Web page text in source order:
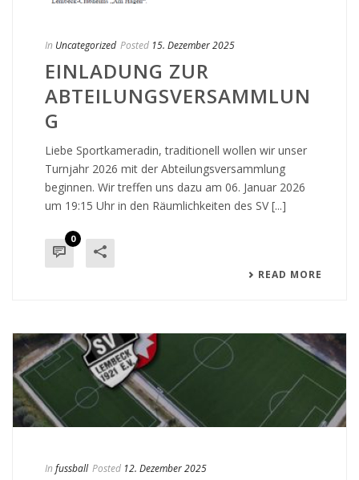
In Uncategorized Posted 15. Dezember 2025
EINLADUNG ZUR
ABTEILUNGSVERSAMMLUN
G
Liebe Sportkameradin, traditionell wollen wir unser
Turnjahr 2026 mit der Abteilungsversammlung
beginnen. Wir treffen uns dazu am 06. Januar 2026
um 19:15 Uhr in den Räumlichkeiten des SV [...]
0
READ MORE
In fussball Posted 12. Dezember 2025